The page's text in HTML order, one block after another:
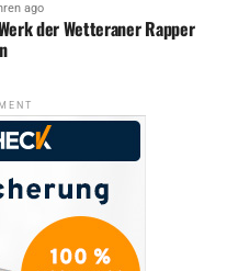
ago
der Wetteraner Rapper